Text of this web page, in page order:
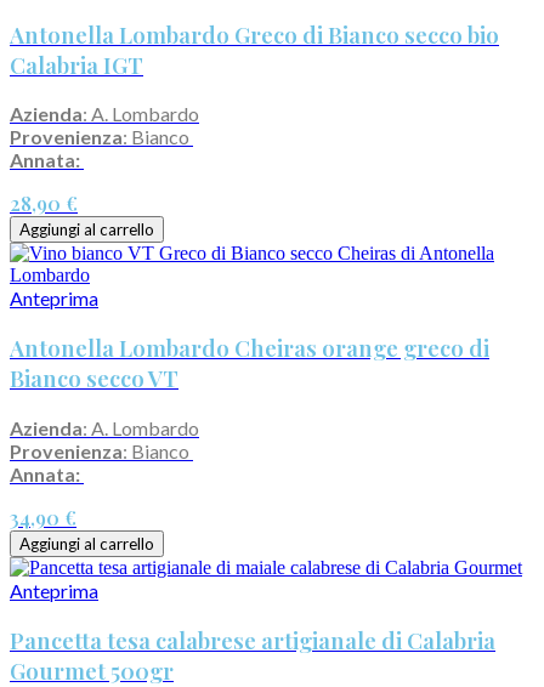
Antonella Lombardo Greco di Bianco secco bio
Calabria IGT
Azienda: A. Lombardo
Provenienza: Bianco
Annata:
28,90 €
Aggiungi al carrello
Anteprima
Antonella Lombardo Cheiras orange greco di
Bianco secco VT
Azienda: A. Lombardo
Provenienza: Bianco
Annata:
34,90 €
Aggiungi al carrello
Anteprima
Pancetta tesa calabrese artigianale di Calabria
Gourmet 500gr